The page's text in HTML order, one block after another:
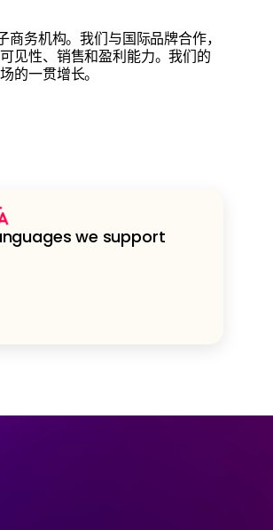
务机构。我们与国际品牌合作，
见性、销售和盈利能力。我们的
的一贯增长。
we support